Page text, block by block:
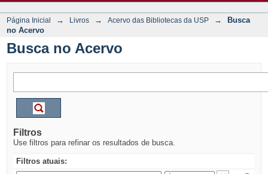
Página Inicial → Livros → Acervo das Bibliotecas da USP →
Busca
no Acervo
Busca no Acervo
Filtros
Use filtros para refinar os resultados de busca.
Filtros atuais: